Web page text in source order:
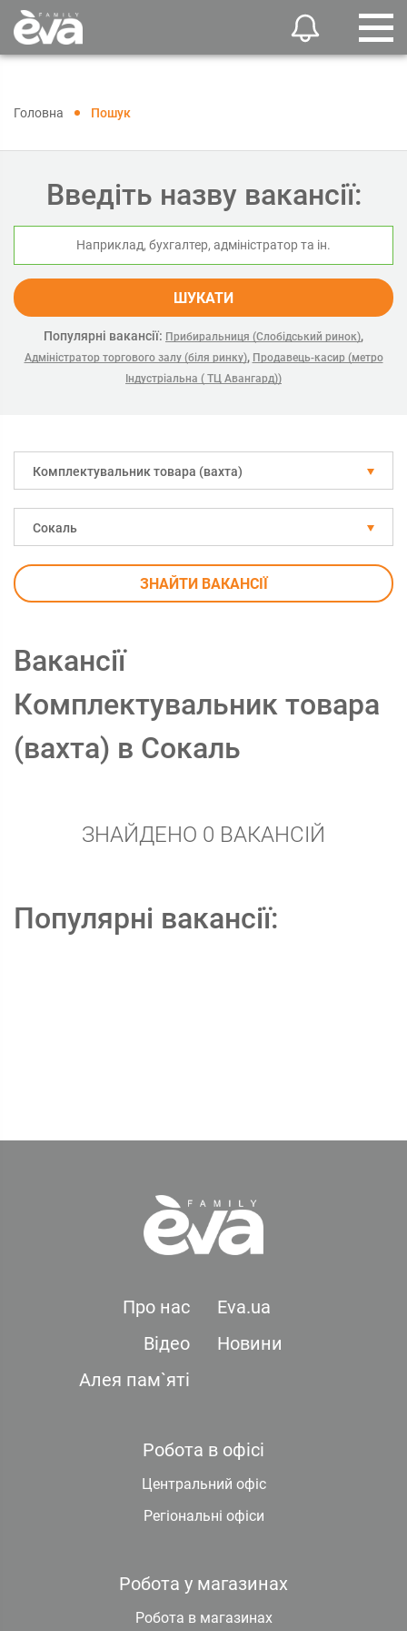
Головна Пошук
Введіть назву вакансії:
ШУКАТИ
Популярні вакансії: Прибиральниця (Слобідський ринок),
Адміністратор торгового залу (біля ринку), Продавець-касир (метро
Індустріальна ( ТЦ Авангард))
Комплектувальник товара (вахта)
Сокаль
ЗНАЙТИ ВАКАНСІЇ
Вакансії
Комплектувальник товара
(вахта) в Сокаль
ЗНАЙДЕНО 0 ВАКАНСІЙ
Популярні вакансії:
Про нас
Eva.ua
Відео
Новини
Алея пам`яті
Робота в офісі
Центральний офіс
Регіональні офіси
Робота у магазинах
Робота в магазинах